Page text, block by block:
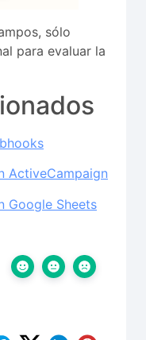
sólo
para evaluar la
ActiveCampaign
Google Sheets